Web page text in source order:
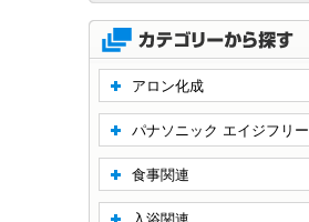
アロン化成
パナソニック エイジフリー
食事関連